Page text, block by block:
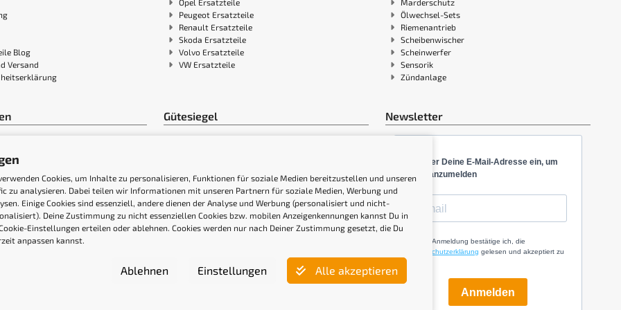
Blog
Versand
Opel Ersatzteile
Peugeot Ersatzteile
Renault Ersatzteile
Skoda Ersatzteile
Volvo Ersatzteile
VW Ersatzteile
Marderschutz
Ölwechsel-Sets
Riemenantrieb
Scheibenwischer
Scheinwerfer
Sensorik
Zündanlage
Gütesiegel Newsletter
Gib hier Deine E-Mail-Adresse ein, um
Dich anzumelden
Mit der Anmeldung bestätige ich, die
Datenschutzerklärung gelesen und akzeptiert zu
Anmelden
Cookies, um Inhalte zu personalisieren, Funktionen für soziale Medien bereitzustellen und unseren
zu analysieren. Dabei teilen wir Informationen mit unseren Partnern für soziale Medien, Werbung und
Einige Cookies sind essenziell, andere dienen der Analyse und Werbung (personalisiert und nicht-
Deine Zustimmung zu nicht essenziellen Cookies bzw. mobilen Anzeigenkennungen kannst Du in
Einstellungen erteilen oder ablehnen. Cookies werden nur nach Deiner Zustimmung gesetzt, die Du
anpassen kannst.
Alle akzeptieren
Einstellungen
Ablehnen